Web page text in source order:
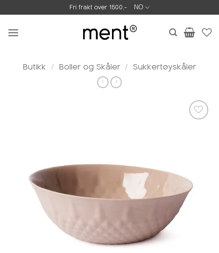
to
content
Fri frakt over 1500,- NO
Butikk / Boller og Skåler / Sukkertøyskåler